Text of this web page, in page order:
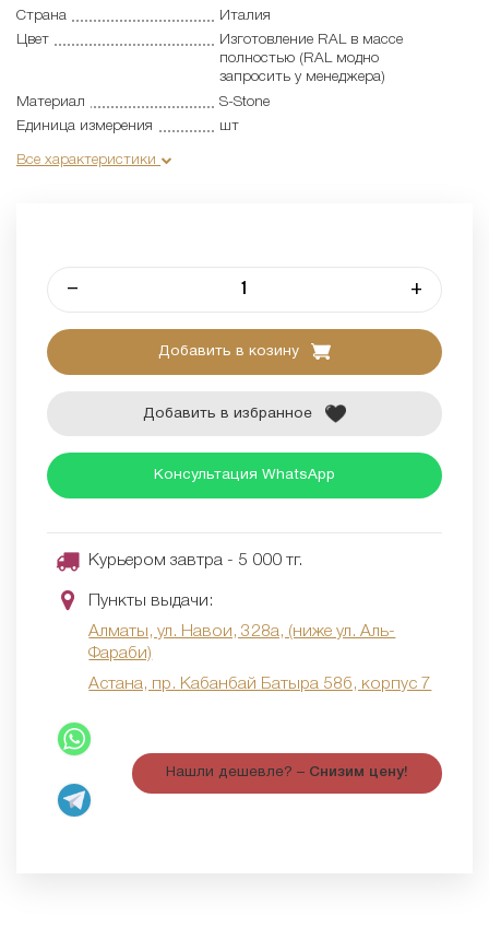
Страна
Италия
Цвет
Изготовление RAL в массе
полностью (RAL модно
запросить у менеджера)
Материал
S-Stone
Единица измерения
шт
Все характеристики
– +
Добавить в козину
Добавить в избранное
Консультация WhatsApp
Курьером завтра - 5 000 тг.
Пункты выдачи:
Алматы, ул. Навои, 328а, (ниже ул. Аль-
Фараби)
Астана, пр. Кабанбай Батыра 58б, корпус 7
Нашли дешевле? – Снизим цену!